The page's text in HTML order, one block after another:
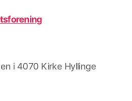
i 4070 Kirke Hyllinge